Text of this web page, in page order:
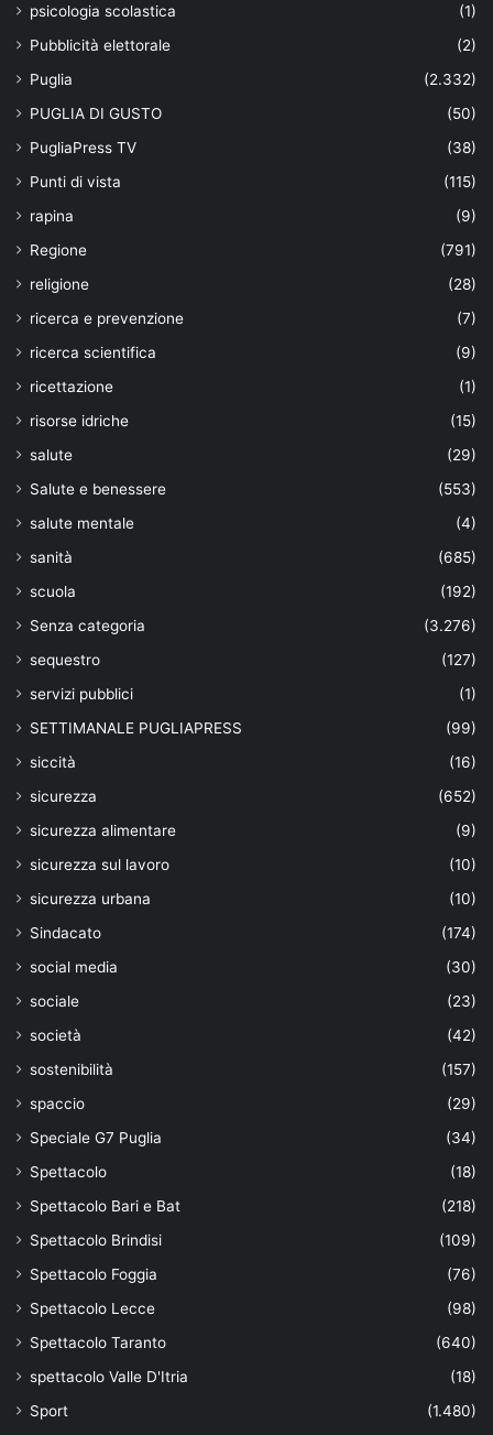
psicologia scolastica
(1)
Pubblicità elettorale
(2)
Puglia
(2.332)
PUGLIA DI GUSTO
(50)
PugliaPress TV
(38)
Punti di vista
(115)
rapina
(9)
Regione
(791)
religione
(28)
ricerca e prevenzione
(7)
ricerca scientifica
(9)
ricettazione
(1)
risorse idriche
(15)
salute
(29)
Salute e benessere
(553)
salute mentale
(4)
sanità
(685)
scuola
(192)
Senza categoria
(3.276)
sequestro
(127)
servizi pubblici
(1)
SETTIMANALE PUGLIAPRESS
(99)
siccità
(16)
sicurezza
(652)
sicurezza alimentare
(9)
sicurezza sul lavoro
(10)
sicurezza urbana
(10)
Sindacato
(174)
social media
(30)
sociale
(23)
società
(42)
sostenibilità
(157)
spaccio
(29)
Speciale G7 Puglia
(34)
Spettacolo
(18)
Spettacolo Bari e Bat
(218)
Spettacolo Brindisi
(109)
Spettacolo Foggia
(76)
Spettacolo Lecce
(98)
Spettacolo Taranto
(640)
spettacolo Valle D'Itria
(18)
Sport
(1.480)